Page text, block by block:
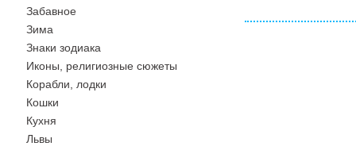
Забавное
Зима
Знаки зодиака
Иконы, религиозные сюжеты
Корабли, лодки
Кошки
Кухня
Львы